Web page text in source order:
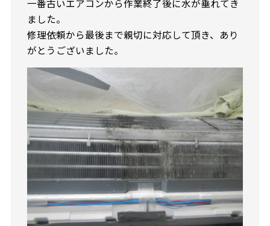
一番古いエアコンから作業終了後に水が垂れてき
ました。
修理依頼から最後まで親切に対応して頂き、あり
がとうございました。